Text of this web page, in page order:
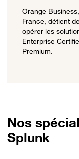
Orange
France, détient
opérer les
Enterprise
Premium.
Nos
Splunk